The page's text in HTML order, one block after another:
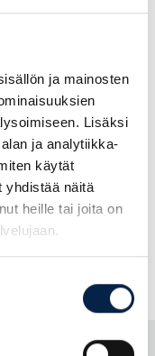
ja mainosten
Lisäksi
ja analytiikka-
käytät
yhdistää näitä
heille tai joita on